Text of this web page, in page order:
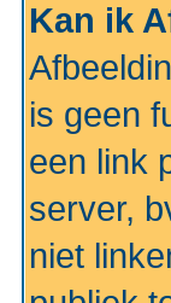
Kan ik
is geen
een link
server,
niet